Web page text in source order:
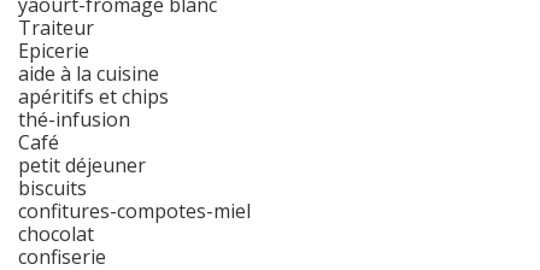
Traiteur
Epicerie
aide à la cuisine
apéritifs et chips
thé-infusion
Café
petit déjeuner
biscuits
confitures-compotes-miel
chocolat
confiserie